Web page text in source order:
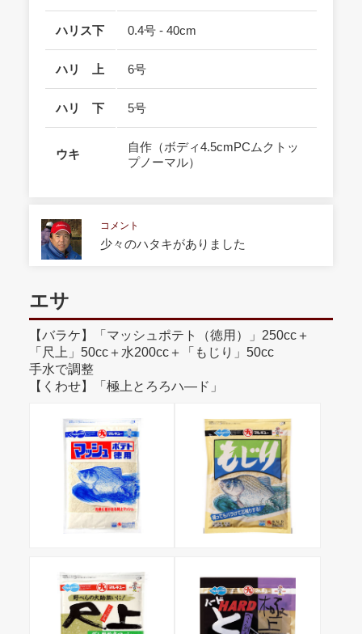
ハリス下 0.4号 - 40cm
ハリ 上 6号
ハリ 下 5号
ウキ
自作（ボディ4.5cmPCムクトッ
プノーマル）
コメント
少々のハタキがありました
エサ
【バラケ】「マッシュポテト（徳用）」250cc＋
「尺上」50cc＋水200cc＋「もじり」50cc
手水で調整
【くわせ】「極上とろろハ―ド」